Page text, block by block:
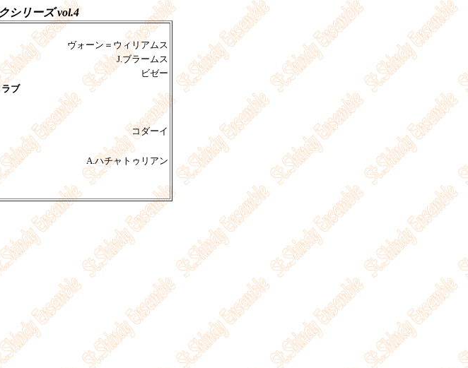
シリーズ vol.4
ヴォーン＝ウィリアムス
J.ブラームス
ビゼー
ブ
コダーイ
A.ハチャトゥリアン